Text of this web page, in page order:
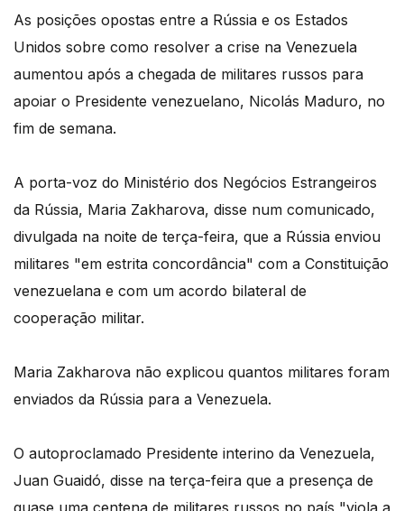
As posições opostas entre a Rússia e os Estados
Unidos sobre como resolver a crise na Venezuela
aumentou após a chegada de militares russos para
apoiar o Presidente venezuelano, Nicolás Maduro, no
fim de semana.
A porta-voz do Ministério dos Negócios Estrangeiros
da Rússia, Maria Zakharova, disse num comunicado,
divulgada na noite de terça-feira, que a Rússia enviou
militares "em estrita concordância" com a Constituição
venezuelana e com um acordo bilateral de
cooperação militar.
Maria Zakharova não explicou quantos militares foram
enviados da Rússia para a Venezuela.
O autoproclamado Presidente interino da Venezuela,
Juan Guaidó, disse na terça-feira que a presença de
quase uma centena de militares russos no país "viola a